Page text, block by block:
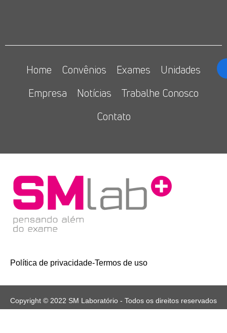
Home Convênios Exames
Unidades
Empresa
Notícias
Trabalhe Conosco
Contato
Política de privacidade-Termos de uso
Copyright © 2022 SM Laboratório - Todos os direitos reservados